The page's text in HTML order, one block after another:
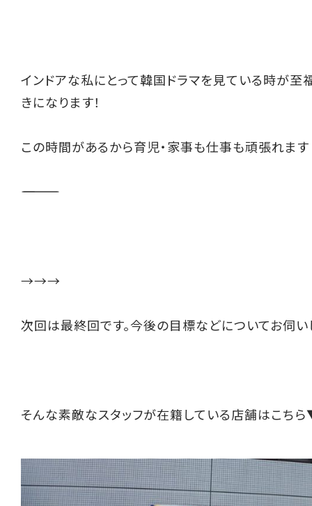
インドアな私にとって韓国ドラマを見ている時が
きになります！
この時間があるから育児・家事も仕事も頑張れま
――――――――――
→→→
次回は最終回です。今後の目標などについてお伺
そんな素敵なスタッフが在籍している店舗はこち